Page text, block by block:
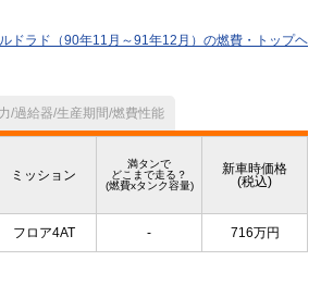
ドラド（90年11月～91年12月）の燃費・トップヘ
/過給器/生産期間/燃費性能
ミッション
満タンで
どこまで走る？
(燃費xタンク容量)
新車時価格
(税込)
フロア4AT - 716万円